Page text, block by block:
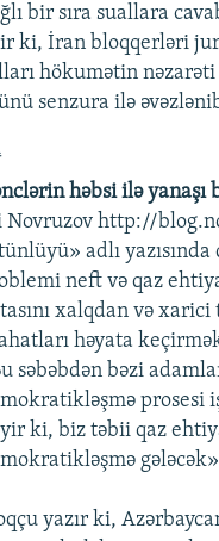
bir sıra suallara
ki, İran bloqqerləri
hökumətin
senzura ilə
həbsi ilə yanaşı
http://
adlı
neft və qaz
xalqdan və
həyata
səbəbdən bəzi
prosesi
ki, biz təbii qaz
yazır ki,